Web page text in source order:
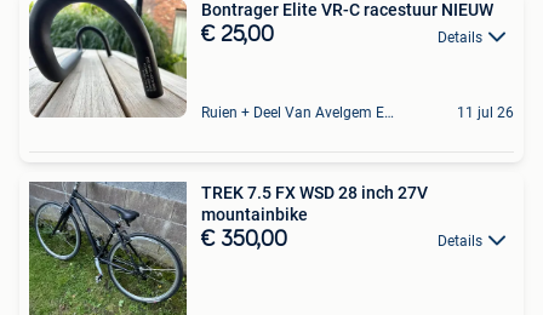
Bontrager Elite VR-C racestuur NIEUW
€ 25,00 Details
Ruien + Deel Van Avelgem En Waarmaarde 11 jul 26
TREK 7.5 FX WSD 28 inch 27V
mountainbike
€ 350,00 Details